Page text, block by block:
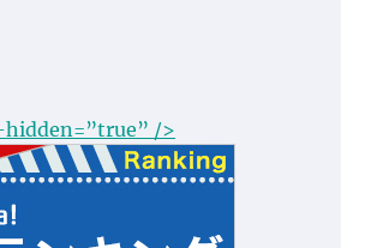
hidden=”true” />